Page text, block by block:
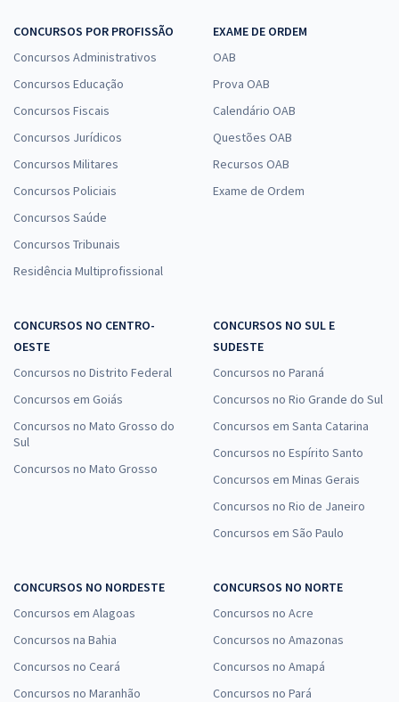
CONCURSOS POR PROFISSÃO
Concursos Administrativos
Concursos Educação
Concursos Fiscais
Concursos Jurídicos
Concursos Militares
Concursos Policiais
Concursos Saúde
Concursos Tribunais
Residência Multiprofissional
EXAME DE ORDEM
OAB
Prova OAB
Calendário OAB
Questões OAB
Recursos OAB
Exame de Ordem
CONCURSOS NO CENTRO-
OESTE
Concursos no Distrito Federal
Concursos em Goiás
Concursos no Mato Grosso do
Sul
Concursos no Mato Grosso
CONCURSOS NO SUL E
SUDESTE
Concursos no Paraná
Concursos no Rio Grande do Sul
Concursos em Santa Catarina
Concursos no Espírito Santo
Concursos em Minas Gerais
Concursos no Rio de Janeiro
Concursos em São Paulo
CONCURSOS NO NORDESTE
Concursos em Alagoas
Concursos na Bahia
Concursos no Ceará
Concursos no Maranhão
CONCURSOS NO NORTE
Concursos no Acre
Concursos no Amazonas
Concursos no Amapá
Concursos no Pará